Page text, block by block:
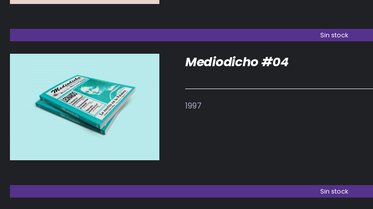
Sin stock
DETALLES
Mediodicho #04
1997
Sin stock